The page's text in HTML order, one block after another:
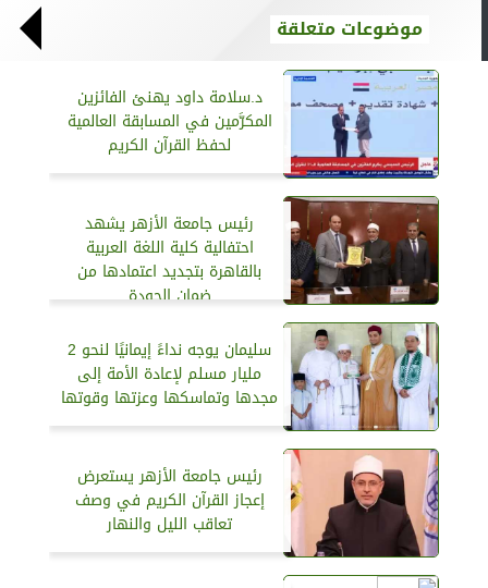
موضوعات متعلقة
د.سلامة داود يهنئ الفائزين
المكرَّمين في المسابقة العالمية
لحفظ القرآن الكريم
رئيس جامعة الأزهر يشهد
احتفالية كلية اللغة العربية
بالقاهرة بتجديد اعتمادها من
ضمان الجودة
سليمان يوجه نداءً إيمانيًا لنحو 2
مليار مسلم لإعادة الأمة إلى
مجدها وتماسكها وعزتها وقوتها
رئيس جامعة الأزهر يستعرض
إعجاز القرآن الكريم في وصف
تعاقب الليل والنهار